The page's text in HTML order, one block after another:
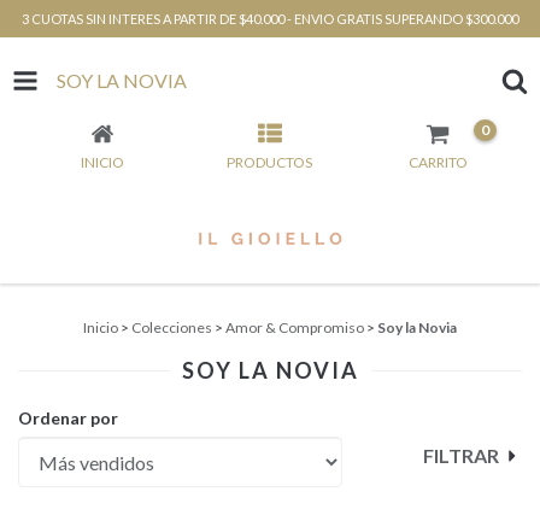
3 CUOTAS SIN INTERES A PARTIR DE $40.000 - ENVIO GRATIS SUPERANDO $300.000
SOY LA NOVIA
INICIO PRODUCTOS CARRITO
0
Inicio > Colecciones > Amor & Compromiso > Soy la Novia
SOY LA NOVIA
Ordenar por
FILTRAR